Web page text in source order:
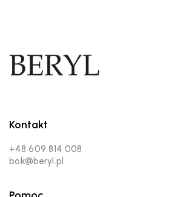
Kontakt
+48 609 814 008
bok@beryl.pl